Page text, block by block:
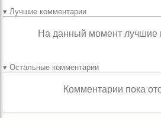
▾ Лучшие комментарии
На данный момент лучшие
▾ Остальные комментарии
Комментарии пока